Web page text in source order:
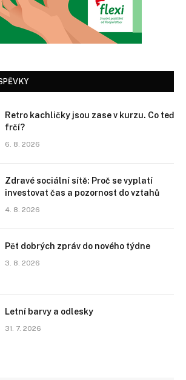
Retro kachličky jsou zase v kurzu. Co teď
frčí?
6. 8. 2026
Zdravé sociální sítě: Proč se vyplatí
investovat čas a pozornost do vztahů
4. 8. 2026
Pět dobrých zpráv do nového týdne
3. 8. 2026
Letní barvy a odlesky
31. 7. 2026